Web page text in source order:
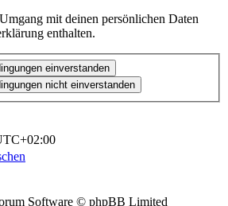
mit deinen persönlichen Daten
enthalten.
Software © phpBB Limited